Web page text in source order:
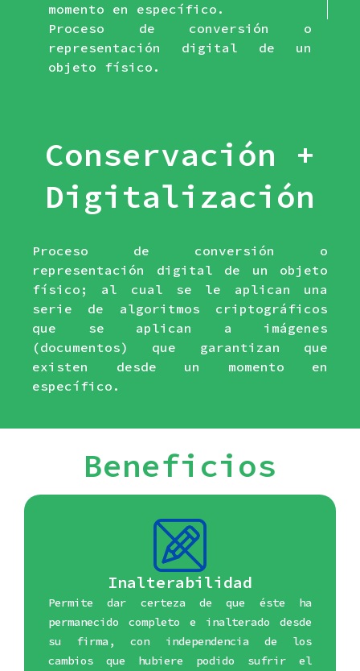
momento en específico.
Proceso de conversión o
representación digital de un
objeto físico.
Conservación +
Digitalización
Proceso de conversión o
representación digital de un objeto
físico; al cual se le aplican una
serie de algoritmos criptográficos
que se aplican a imágenes
(documentos) que garantizan que
existen desde un momento en
específico.
Beneficios
Inalterabilidad
Permite dar certeza de que éste ha
permanecido completo e inalterado desde
su firma, con independencia de los
cambios que hubiere podido sufrir el